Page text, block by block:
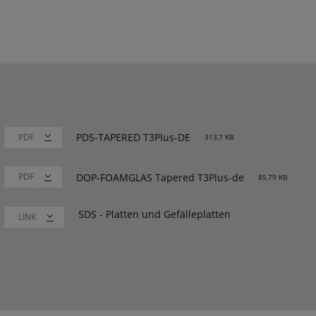
PDS-TAPERED T3Plus-DE 313,7 KB
DOP-FOAMGLAS Tapered T3Plus-de 85,79 KB
LINK SDS - Platten und Gefälleplatten